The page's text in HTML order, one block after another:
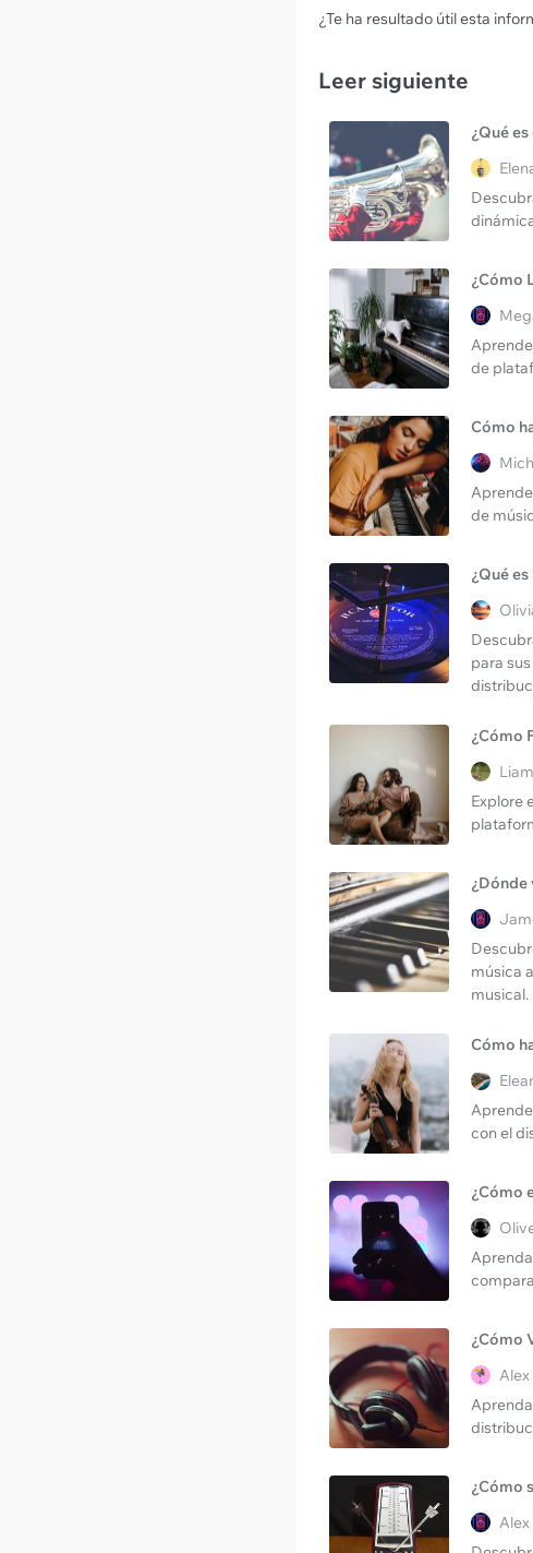
¿Te ha resultado útil esta
Leer siguiente
¿Qué
¿Cómo
de
Cómo
de
¿Qué
para
¿Cómo
Explore
música
musical.
Cómo
con el
¿Cómo
¿Cómo
Alex
¿Cómo
Alex